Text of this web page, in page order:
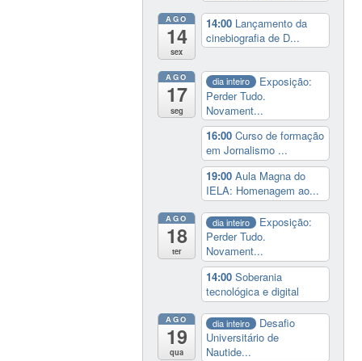
AGO
14
sex
14:00 Lançamento da
cinebiografia de D...
AGO
17
seg
dia inteiro
Exposição:
Perder Tudo.
Novament...
16:00Curso de formação
em Jornalismo ...
19:00Aula Magna do
IELA: Homenagem ao...
AGO
18
ter
dia inteiro
Exposição:
Perder Tudo.
Novament...
14:00Soberania
tecnológica e digital
AGO
19
qua
dia inteiro
Desafio
Universitário de
Nautide...